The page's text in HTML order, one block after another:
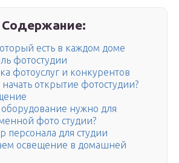
Содержание:
есть в каждом доме
фотостудии
фотоуслуг и конкурентов
начать открытие фотостудии?
нужно для
фото студии?
персонала для студии
освещение в домашней